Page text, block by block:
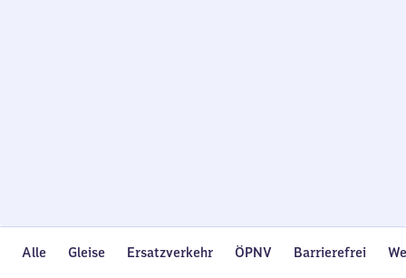
Alle Gleise Ersatzverkehr ÖPNV Barrierefrei